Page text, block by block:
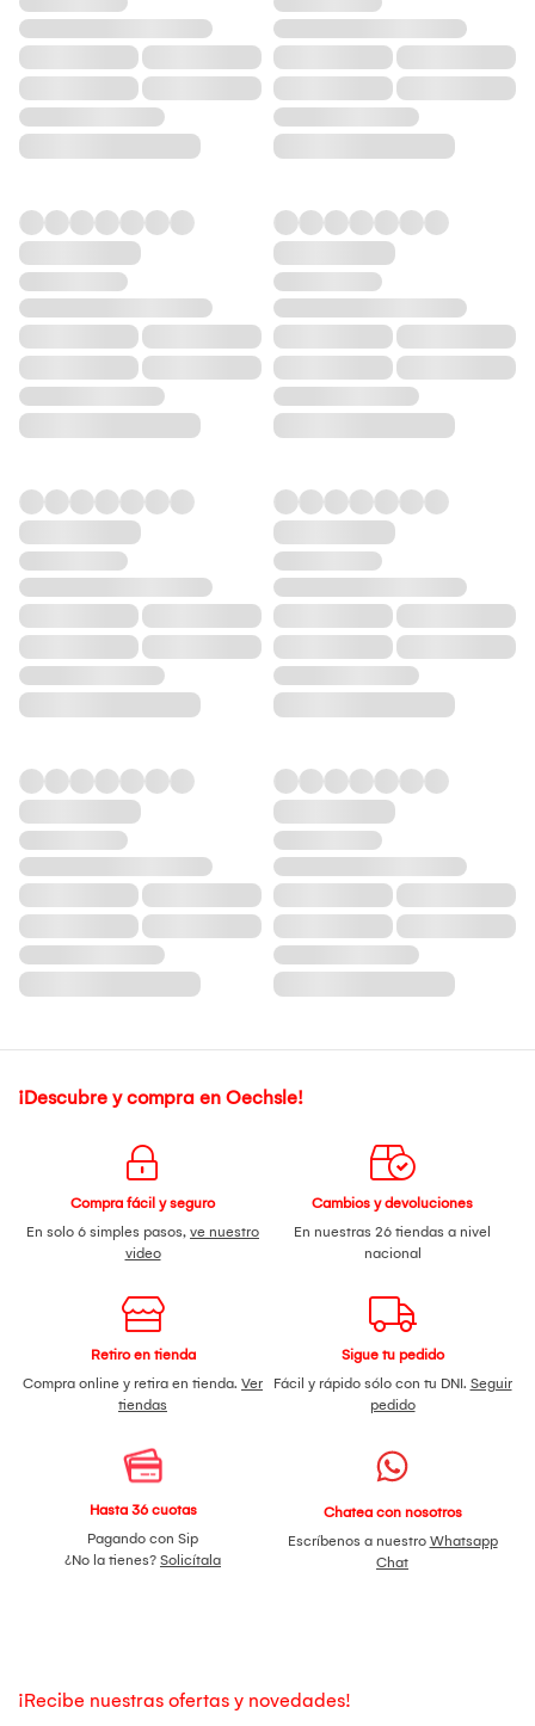
¡Descubre y compra en Oechsle!
Compra fácil y seguro
En solo 6 simples pasos, ve nuestro
video
Cambios y devoluciones
En nuestras 26 tiendas a nivel
nacional
Retiro en tienda
Compra online y retira en tienda. Ver
tiendas
Sigue tu pedido
Fácil y rápido sólo con tu DNI. Seguir
pedido
Hasta 36 cuotas
Pagando con Sip
¿No la tienes? Solicítala
Chatea con nosotros
Escríbenos a nuestro Whatsapp
Chat
¡Recibe nuestras ofertas y novedades!